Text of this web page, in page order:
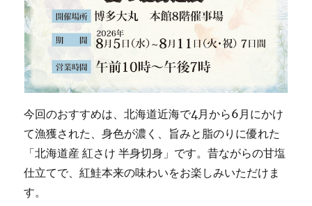
今回のおすすめは、北海道近海で4月から6月にかけ
て漁獲された、身色が濃く、旨みと脂のりに優れた
「北海道産 紅さけ 半身切身」です。昔ながらの甘塩
仕立てで、紅鮭本来の味わいをお楽しみいただけま
す。